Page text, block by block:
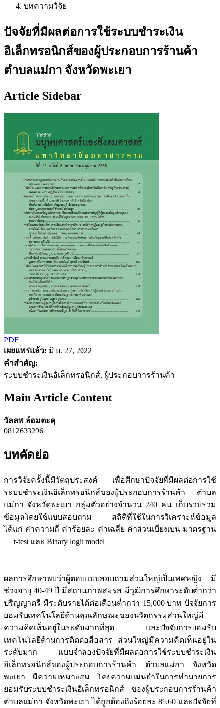
บทความวิจัย
ปัจจัยที่มีผลต่อการใช้ระบบชำระเงิน
อิเล็กทรอนิกส์ของผู้ประกอบการร้านค้า
ตำบลแม่กา จังหวัดพะเยา
Article Sidebar
PDF
เผยแพร่แล้ว: มิ.ย. 27, 2022
คำสำคัญ:
ระบบชำระเงินอิเล็กทรอนิกส์, ผู้ประกอบการร้านค้า
Main Article Content
วัลลพ ล้อมตะคุ
0812633296
บทคัดย่อ
การวิจัยครั้งนี้มีวัตถุประสงค์ เพื่อศึกษาปัจจัยที่มีผลต่อการใช้
ระบบชำระเงินอิเล็กทรอนิกส์ของผู้ประกอบการร้านค้า ตำบล
แม่กา จังหวัดพะเยา กลุ่มตัวอย่างจำนวน 240 คน เก็บรวบรวม
ข้อมูลโดยใช้แบบสอบถาม สถิติที่ใช้ในการวิเคราะห์ข้อมูล
ได้แก่ ค่าความถี่ ค่าร้อยละ ค่าเฉลี่ย ค่าส่วนเบี่ยงเบน มาตรฐาน
t-test และ Binary logit model
ผลการศึกษาพบว่าผู้ตอบแบบสอบถามส่วนใหญ่เป็นเพศหญิง มี
ช่วงอายุ 40-49 ปี มีสถานภาพสมรส มีวุฒิการศึกษาระดับต่ำกว่า
ปริญญาตรี มีระดับรายได้ต่อเดือนต่ำกว่า 15,000 บาท ปัจจัยการ
ยอมรับเทคโนโลยีด้านคุณลักษณะของนวัตกรรมส่วนใหญ่มี
ความคิดเห็นอยู่ในระดับมากที่สุด และปัจจัยการยอมรับ
เทคโนโลยีด้านการติดต่อสื่อสาร ส่วนใหญ่มีความคิดเห็นอยู่ใน
ระดับมาก แบบจำลองปัจจัยที่มีผลต่อการใช้ระบบชำระเงิน
อิเล็กทรอนิกส์ของผู้ประกอบการร้านค้า ตำบลแม่กา จังหวัด
พะเยา มีความเหมาะสม โดยความแม่นยำในการทำนายการ
ยอมรับระบบชำระเงินอิเล็กทรอนิกส์ ของผู้ประกอบการร้านค้า
ตำบลแม่กา จังหวัดพะเยา ได้ถูกต้องถึงร้อยละ 89.60 และปัจจัยที่